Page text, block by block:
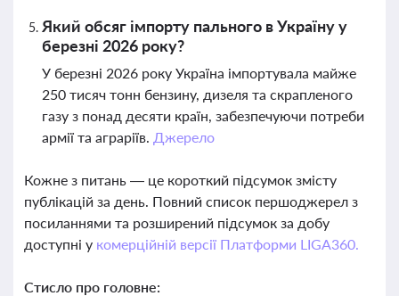
Який обсяг імпорту пального в Україну у
березні 2026 року?
У березні 2026 року Україна імпортувала майже
250 тисяч тонн бензину, дизеля та скрапленого
газу з понад десяти країн, забезпечуючи потреби
армії та аграріїв. Джерело
Кожне з питань — це короткий підсумок змісту
публікацій за день. Повний список першоджерел з
посиланнями та розширений підсумок за добу
доступні у комерційній версії Платформи LIGA360.
Стисло про головне: